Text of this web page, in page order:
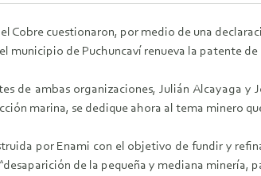
Cobre cuestionaron, por medio de una
municipio de Puchuncaví renueva la patente de
de ambas organizaciones, Julián Alcayaga
marina, se dedique ahora al tema minero
por Enami con el objetivo de fundir y
de la pequeña y mediana minería,